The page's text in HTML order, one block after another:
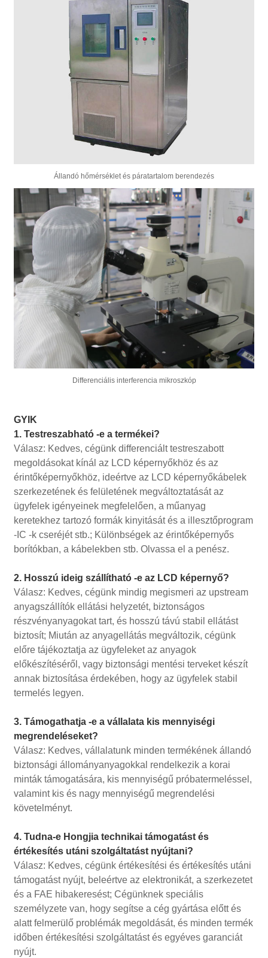
Állandó hőmérséklet és páratartalom berendezés
Differenciális interferencia mikroszkóp
GYIK
1. Testreszabható -e a termékei?
Válasz: Kedves, cégünk differenciált testreszabott
megoldásokat kínál az LCD képernyőkhöz és az
érintőképernyőkhöz, ideértve az LCD képernyőkábelek
szerkezetének és felületének megváltoztatását az
ügyfelek igényeinek megfelelően, a műanyag
keretekhez tartozó formák kinyitását és a illesztőprogram
-IC -k cseréjét stb.; Különbségek az érintőképernyős
borítókban, a kábelekben stb. Olvassa el a penész.
2. Hosszú ideig szállítható -e az LCD képernyő?
Válasz: Kedves, cégünk mindig megismeri az upstream
anyagszállítók ellátási helyzetét, biztonságos
részvényanyagokat tart, és hosszú távú stabil ellátást
biztosít; Miután az anyagellátás megváltozik, cégünk
előre tájékoztatja az ügyfeleket az anyagok
előkészítéséről, vagy biztonsági mentési terveket készít
annak biztosítása érdekében, hogy az ügyfelek stabil
termelés legyen.
3. Támogathatja -e a vállalata kis mennyiségi
megrendeléseket?
Válasz: Kedves, vállalatunk minden termékének állandó
biztonsági állományanyagokkal rendelkezik a korai
minták támogatására, kis mennyiségű próbatermeléssel,
valamint kis és nagy mennyiségű megrendelési
követelményt.
4. Tudna-e Hongjia technikai támogatást és
értékesítés utáni szolgáltatást nyújtani?
Válasz: Kedves, cégünk értékesítési és értékesítés utáni
támogatást nyújt, beleértve az elektronikát, a szerkezetet
és a FAE hibakeresést; Cégünknek speciális
személyzete van, hogy segítse a cég gyártása előtt és
alatt felmerülő problémák megoldását, és minden termék
időben értékesítési szolgáltatást és egyéves garanciát
nyújt.